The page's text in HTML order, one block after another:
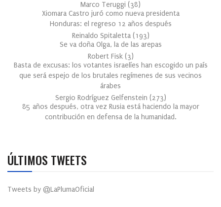
Marco Teruggi (38)
Xiomara Castro juró como nueva presidenta
Honduras: el regreso 12 años después
Reinaldo Spitaletta (193)
Se va doña Olga, la de las arepas
Robert Fisk (3)
Basta de excusas: los votantes israelíes han escogido un país
que será espejo de los brutales regímenes de sus vecinos
árabes
Sergio Rodríguez Gelfenstein (273)
85 años después, otra vez Rusia está haciendo la mayor
contribución en defensa de la humanidad.
ÚLTIMOS TWEETS
Tweets by @LaPlumaOficial